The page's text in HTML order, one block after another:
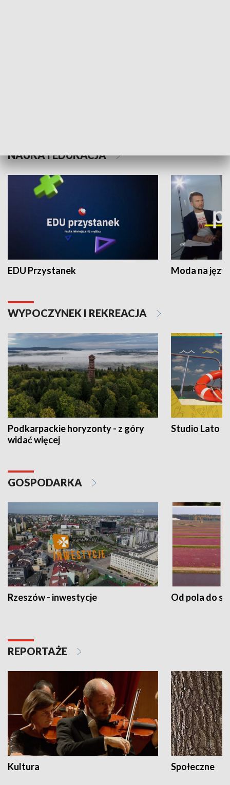
NAUKA I EDUKACJA
EDU Przystanek Moda na
WYPOCZYNEK I REKREACJA
Podkarpackie horyzonty - z góry
widać więcej
Studio Lato
GOSPODARKA
Rzeszów - inwestycje Od pola do
REPORTAŻE
Kultura Społeczne